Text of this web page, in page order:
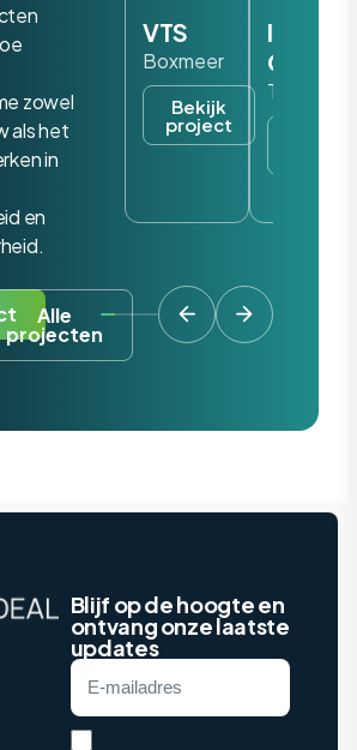
zowel
als het
in
en
Alle
projecten
VTS
Boxmeer
Bekijk
project
Iris
Tilburg
Blijf op de hoogte en
ontvang onze laatste
updates